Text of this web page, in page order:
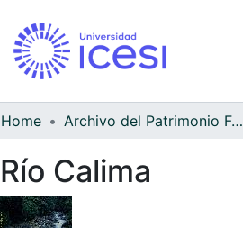
Home Archivo del Patrimonio Fotográfico y Fílmico del Valle del Cauca
Río Calima